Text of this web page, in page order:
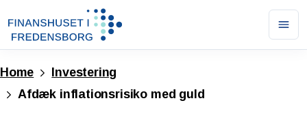
Home
Investering
Afdæk inflationsrisiko med guld